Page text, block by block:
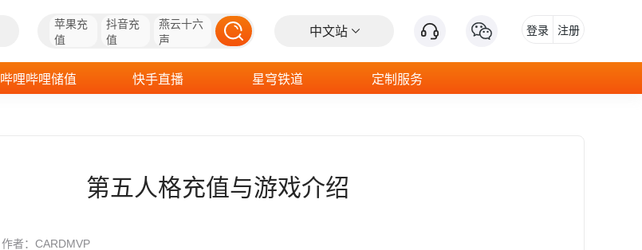
苹果充
值
抖音充
值
燕云十六
声
中文站 登录 注册
哔哩哔哩储值 快手直播 星穹铁道
定制服务
第五人格充值与游戏介绍
作者： CARDMVP